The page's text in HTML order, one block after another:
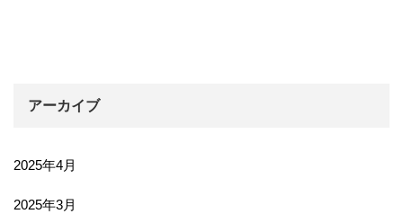
アーカイブ
2025年4月
2025年3月